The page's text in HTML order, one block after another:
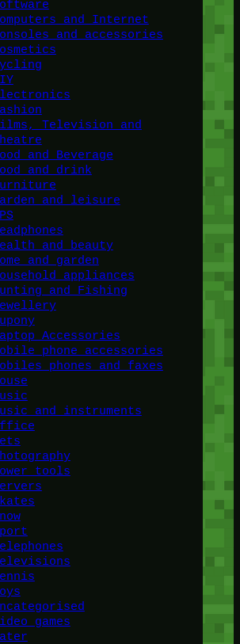
and Internet
and accessories
Television and
and Beverage
and drink
and leisure
and beauty
and garden
appliances
and Fishing
Accessories
phone accessories
phones and faxes
and instruments
tools
games